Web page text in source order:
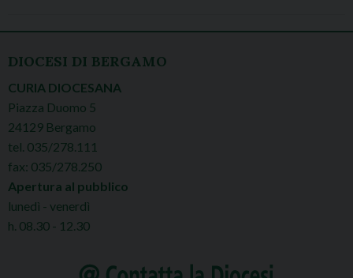
DIOCESI DI BERGAMO
CURIA DIOCESANA
Piazza Duomo 5
24129 Bergamo
tel. 035/278.111
fax: 035/278.250
Apertura al pubblico
lunedì - venerdì
h. 08.30 - 12.30